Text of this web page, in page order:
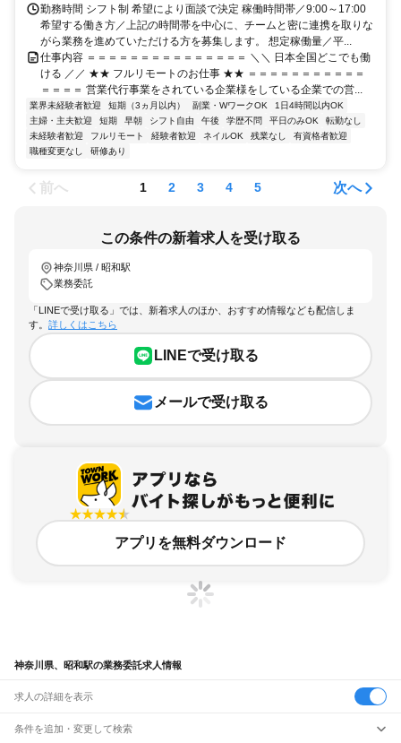
勤務時間 シフト制 希望により面談で決定 稼働時間帯／9:00～17:00
希望する働き方／上記の時間帯を中心に、チームと密に連携を取りな
がら業務を進めていただける方を募集します。 想定稼働量／平...
仕事内容 ＝＝＝＝＝＝＝＝＝＝＝＝＝＝＝ ＼＼ 日本全国どこでも働
ける ／／ ★★ フルリモートのお仕事 ★★ ＝＝＝＝＝＝＝＝＝＝＝
＝＝＝＝ 営業代行事業をされている企業様をしている企業での営...
業界未経験者歓迎 短期（3ヵ月以内） 副業・WワークOK
1日4時間以内OK
主婦・主夫歓迎
短期 早朝 シフト自由 午後 学歴不問 平日のみOK
転勤なし
未経験者歓迎
フルリモート 経験者歓迎 ネイルOK 残業なし
有資格者歓迎
職種変更なし
研修あり
前へ 1 2 3 4 5 次へ
この条件の新着求人を受け取る
神奈川県 / 昭和駅
業務委託
「LINEで受け取る」では、新着求人のほか、おすすめ情報なども配信しま
す。 詳しくはこちら
LINEで受け取る
メールで受け取る
アプリを無料ダウンロード
神奈川県、昭和駅の業務委託求人情報
求人の詳細を表示
条件を追加・変更して検索